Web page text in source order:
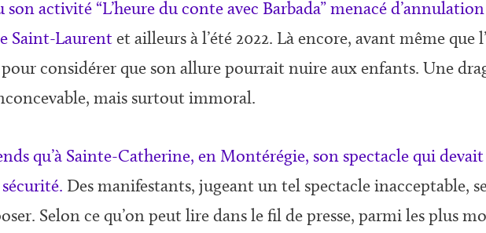
son activité “L’heure du conte avec Barbada” menacé
Saint-Laurentet ailleurs à l’été 2022. Là encore, avant même que
considérer que son allure pourrait nuire aux enfants. Une
mais surtout immoral.
qu’à Sainte-Catherine, en Montérégie, son spectacle qui
Des manifestants, jugeant un tel spectacle inacceptable,
Selon ce qu’on peut lire dans le fil de presse, parmi les plus